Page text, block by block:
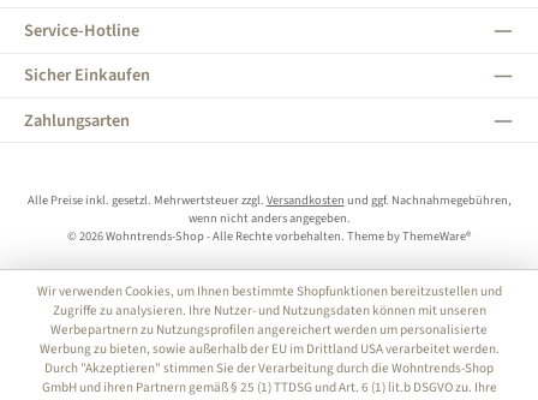
Service-Hotline
Sicher Einkaufen
Zahlungsarten
Alle Preise inkl. gesetzl. Mehrwertsteuer zzgl. Versandkosten und ggf. Nachnahmegebühren,
wenn nicht anders angegeben.
© 2026 Wohntrends-Shop - Alle Rechte vorbehalten. Theme byThemeWare®
Wir verwenden Cookies, um Ihnen bestimmte Shopfunktionen bereitzustellen und
Zugriffe zu analysieren. Ihre Nutzer- und Nutzungsdaten können mit unseren
Werbepartnern zu Nutzungsprofilen angereichert werden um personalisierte
Werbung zu bieten, sowie außerhalb der EU im Drittland USA verarbeitet werden.
Durch "Akzeptieren" stimmen Sie der Verarbeitung durch die Wohntrends-Shop
GmbH und ihren Partnern gemäß § 25 (1) TTDSG und Art. 6 (1) lit.b DSGVO zu. Ihre